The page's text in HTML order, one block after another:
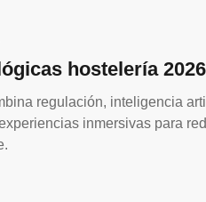
hostelería 2026
regulación, inteligencia
inmersivas para